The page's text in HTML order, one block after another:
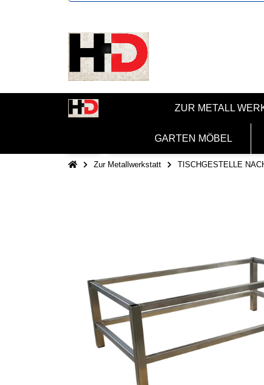
ZUR METALL
GARTEN MÖBEL
Zur Metallwerkstatt TISCHGESTELLE